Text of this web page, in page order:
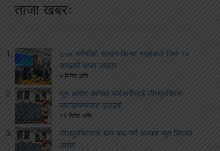
ताजा खबरः
२५० रुपैयाँको सामान किन्दा ग्राहकले जिते १०
लाखको बम्पर उपहार
५ मिनेट अघि
घुस आरोप लागेका कर्मचारीलाई जीतपुरसिमरा
उपमहानगरबाट हटाइयो
११ मिनेट अघि
जीतपुरसिमरामा पान बन्द गर्ने क्रममा घुस लिएको
आरोप